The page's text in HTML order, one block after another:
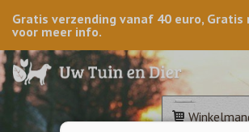
Gratis verzending vanaf 40 euro, Gratis
voor meer info.